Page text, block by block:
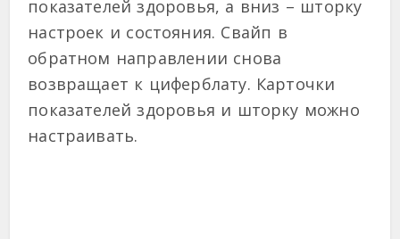
показателей здоровья, а вниз – шторку
настроек и состояния. Свайп в
обратном направлении снова
возвращает к циферблату. Карточки
показателей здоровья и шторку можно
настраивать.